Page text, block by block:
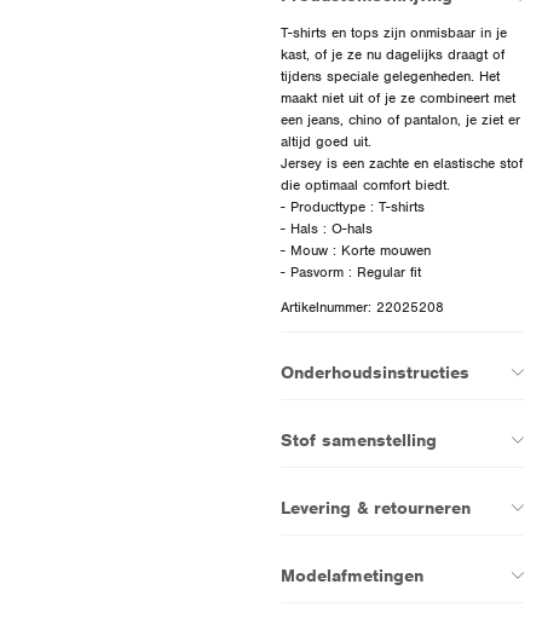
T-shirts en tops zijn onmisbaar in je
kast, of je ze nu dagelijks draagt of
tijdens speciale gelegenheden. Het
maakt niet uit of je ze combineert met
een jeans, chino of pantalon, je ziet er
altijd goed uit.
Jersey is een zachte en elastische stof
die optimaal comfort biedt.
- Producttype : T-shirts
- Hals : O-hals
- Mouw : Korte mouwen
- Pasvorm : Regular fit
Artikelnummer: 22025208
Onderhoudsinstructies
Stof samenstelling
Levering & retourneren
Modelafmetingen